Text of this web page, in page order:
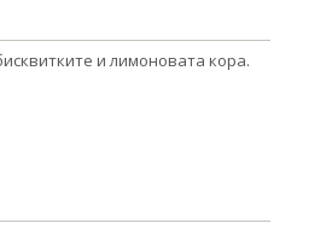
и лимоновата кора.